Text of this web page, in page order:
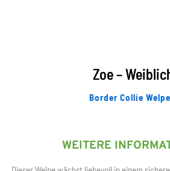
Zoe –
Border Collie
WEITERE